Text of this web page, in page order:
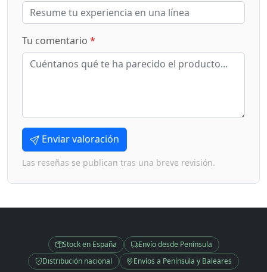
Tu comentario *
Enviar valoración
Las reseñas se publican tras una breve revisión.
Stock en España
Envío desde Península
Distribución nacional
Envíos a Península y Baleares